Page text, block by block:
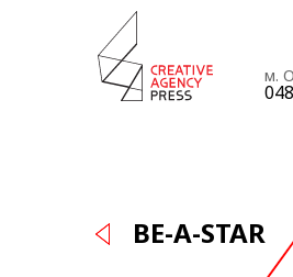
м.
BE-A-STAR